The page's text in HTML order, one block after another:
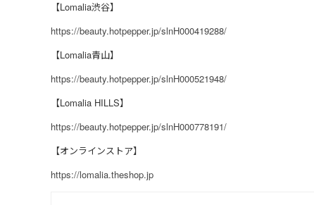
【Lomalia渋谷】
https://beauty.hotpepper.jp/slnH000419288/
【Lomalia青山】
https://beauty.hotpepper.jp/slnH000521948/
【Lomalia HILLS】
https://beauty.hotpepper.jp/slnH000778191/
【オンラインストア】
https://lomalia.theshop.jp